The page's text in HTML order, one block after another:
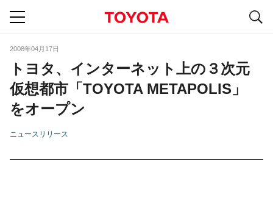
2008年04月17日
トヨタ、インターネット上の３次元
仮想都市「TOYOTA METAPOLIS」
をオープン
ニュースリリース